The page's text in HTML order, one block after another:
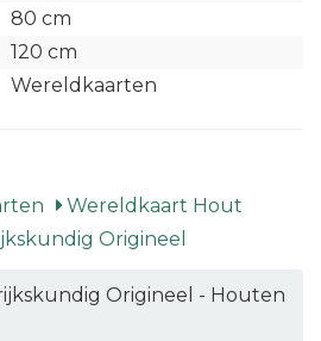
80 cm
120 cm
Wereldkaarten
Wereldkaart Hout
Origineel
Origineel - Houten